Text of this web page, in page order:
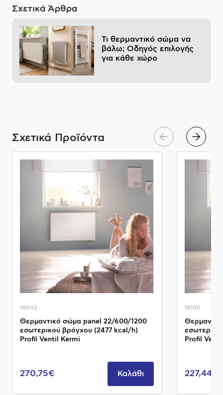
Σχετικά Άρθρα
Τι θερμαντικό σώμα να
βάλω; Οδηγός επιλογής
για κάθε χώρο
Σχετικά Προϊόντα
18092
Θερμαντικό σώμα panel 22/600/1200
εσωτερικού βρόγχου (2477 kcal/h)
Profil Ventil Kermi
270,75€ Καλάθι
18100
Profil
227,44€